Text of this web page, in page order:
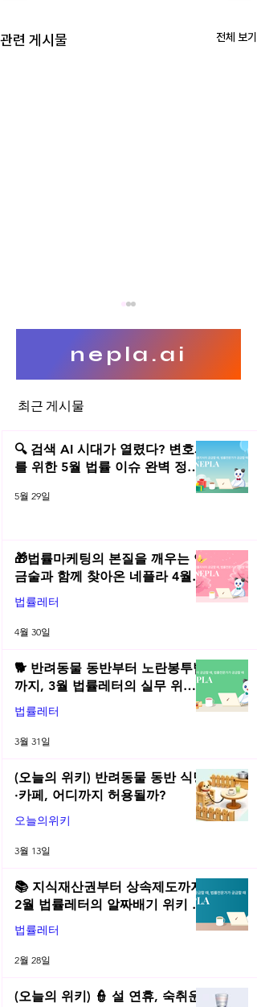
관련 게시물 전체 보기
해
nepla.ai
최근 게시물
🔍 검색 AI 시대가 열렸다? 변호사
를 위한 5월 법률 이슈 완벽 정리 |
5월 29일
🎁법률마케팅의 본질을 깨우는 연
금술과 함께 찾아온 네플라 4월
법률레터
법률레터
4월 30일
🐕 반려동물 동반부터 노란봉투법
까지, 3월 법률레터의 실무 위키
총정리! | 2026년 3월 네플라 법률
레터
법률레터
3월 31일
(오늘의 위키) 반려동물 동반 식당
·카페, 어디까지 허용될까?
오늘의위키
3월 13일
📚 지식재산권부터 상속제도까지,
2월 법률레터의 알짜배기 위키 모
음! | 2026년 2월 네플라 법률레터
법률레터
2월 28일
(오늘의 위키) 👮 설 연휴, 숙취운